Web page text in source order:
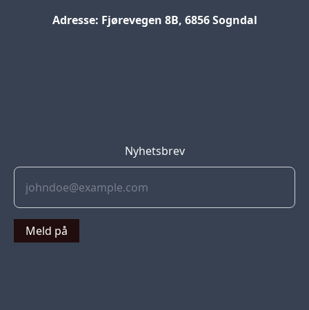
Adresse: Fjørevegen 8B, 6856 Sogndal
Nyhetsbrev
Meld på